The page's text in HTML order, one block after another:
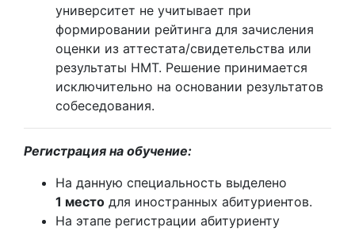
университет не учитывает при
формировании рейтинга для зачисления
оценки из аттестата/свидетельства или
результаты НМТ. Решение принимается
исключительно на основании результатов
собеседования.
Регистрация на обучение:
На данную специальность выделено
1 место для иностранных абитуриентов.
На этапе регистрации абитуриенту